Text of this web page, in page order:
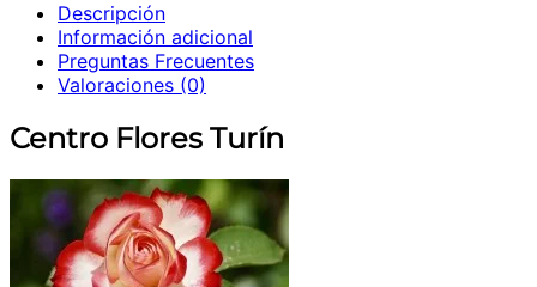
Descripción
Información adicional
Preguntas Frecuentes
Valoraciones (0)
Centro Flores Turín